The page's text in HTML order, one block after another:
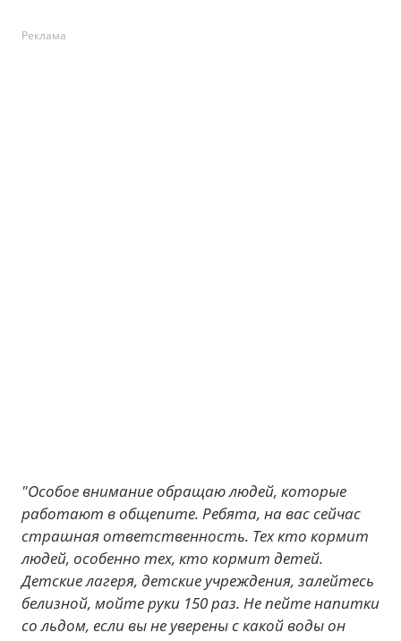
Реклама
"Особое внимание обращаю людей, которые
работают в общепите. Ребята, на вас сейчас
страшная ответственность. Тех кто кормит
людей, особенно тех, кто кормит детей.
Детские лагеря, детские учреждения, залейтесь
белизной, мойте руки 150 раз. Не пейте напитки
со льдом, если вы не уверены с какой воды он